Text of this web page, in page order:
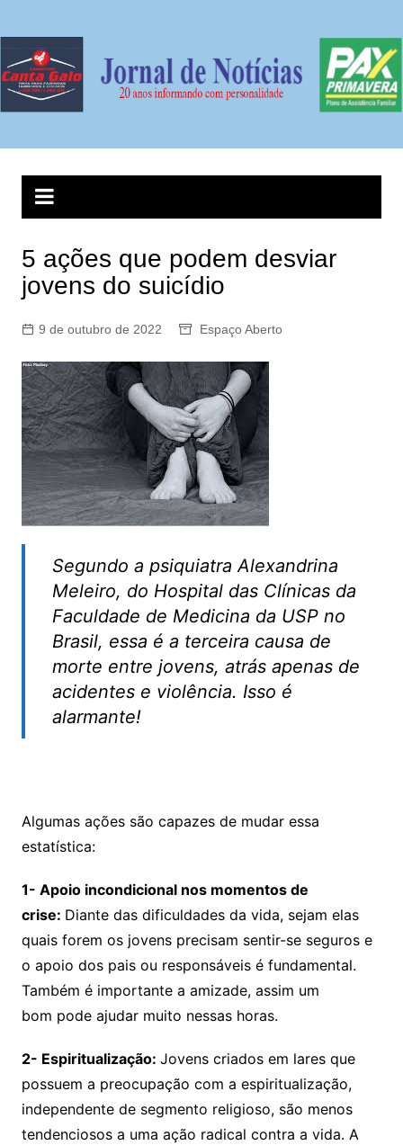
conteúdo
5 ações que podem desviar
jovens do suicídio
9 de outubro de 2022 Espaço Aberto
Segundo a psiquiatra Alexandrina
Meleiro, do Hospital das Clínicas da
Faculdade de Medicina da USP no
Brasil, essa é a terceira causa de
morte entre jovens, atrás apenas de
acidentes e violência. Isso é
alarmante!
Algumas ações são capazes de mudar essa
estatística:
1- Apoio incondicional nos momentos de
crise: Diante das dificuldades da vida, sejam elas
quais forem os jovens precisam sentir-se seguros e
o apoio dos pais ou responsáveis é fundamental.
Também é importante a amizade, assim um
bom pode ajudar muito nessas horas.
2- Espiritualização: Jovens criados em lares que
possuem a preocupação com a espiritualização,
independente de segmento religioso, são menos
tendenciosos a uma ação radical contra a vida. A